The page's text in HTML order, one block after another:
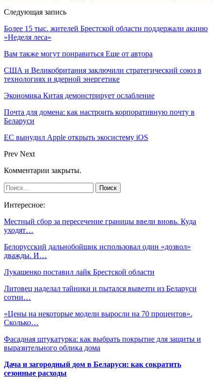
Следующая запись
Более 15 тыс. жителей Брестской области поддержали акцию
«Неделя леса»
Вам также могут понравиться Еще от автора
США и Великобритания заключили стратегический союз в
технологиях и ядерной энергетике
Экономика Китая демонстрирует ослабление
Почта для домена: как настроить корпоративную почту в
Беларуси
ЕС вынудил Apple открыть экосистему iOS
Prev Next
Комментарии закрыты.
Интересное:
Местный сбор за пересечение границы ввели вновь. Куда
уходят…
Белорусский дальнобойщик использовал один «дозвол»
дважды. И…
Лукашенко поставил лайк Брестской области
Литовец наделал тайники и пытался вывезти из Беларуси
сотни…
«Цены на некоторые модели выросли на 70 процентов».
Сколько…
Фасадная штукатурка: как выбрать покрытие для защиты и
выразительного облика дома
Дача и загородный дом в Беларуси: как сократить
сезонные расходы